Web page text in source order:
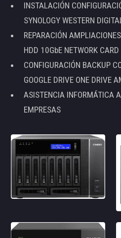
INSTALACIÓN
SYNOLOGY WESTERN
REPARACIÓN
HDD 10GbE NETWORK CARD
CONFIGURACIÓN BACKUP
GOOGLE DRIVE ONE DRIVE
ASISTENCIA INFORMÁTICA
EMPRESAS